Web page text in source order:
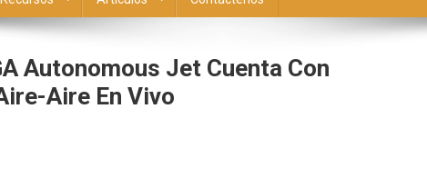
Autonomous Jet Cuenta Con
Aire En Vivo